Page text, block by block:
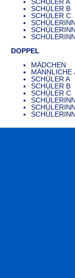
SCHÜLER B
SCHÜLER C
DOPPEL
MÄDCHEN
MÄNNLICHE
SCHÜLER A
SCHÜLER B
SCHÜLER C